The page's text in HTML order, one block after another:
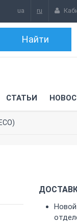
СТАТЬИ
ua ru
Новой